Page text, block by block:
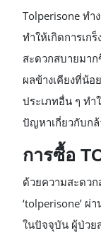
Tolperisone ท
ทำให้เกิดการเก
สะดวกสบายมา
ผลข้างเคียงที่น้อ
ประเภทอื่น ๆ ทำ
ปัญหาเกี่ยวกับกล้
การซื้อ
ด้วยความสะดว
‘tolperisone’ ผ่
ในปัจจุบัน ผู้ป่วย